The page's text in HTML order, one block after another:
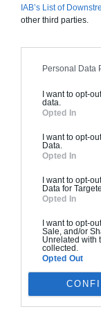
IAB’s List of
other third parties.
Personal Data
I want to opt-
data.
Opted In
I want to opt-
Data.
Opted In
I want to opt-
Data for
Opted In
I want to opt-
Sale, and/or
Unrelated with
collected.
Opted Out
Chiffrage
standards.
(RT 2020).
en main"
oeuvre